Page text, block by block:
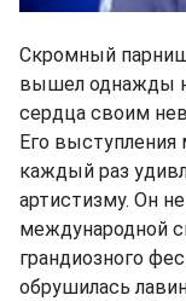
Скромный
вышел однажды
сердца своим
Его
каждый раз
артистизму. Он
международной
грандиозного
обрушилась